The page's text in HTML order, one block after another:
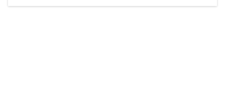
Der Weinbau dominert heute nicht mehr, ist aber integrativer